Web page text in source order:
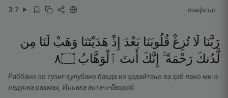
3:7 тафсир
رَبَّنَا لَا تُزِغْ قُلُوبَنَا بَعْدَ إِذْ هَدَيْتَنَا وَهَبْ لَنَا مِن
لَّدُنكَ رَحْمَةً ۚ إِنَّكَ أَنتَ ٱلْوَهَّابُ ۝٨
Раббано ло тузиғ қулубано баъда из ҳадайтано ва ҳаб лано ми-л-
ладунка раҳмаҳ. Иннака анта-л-Ваҳҳоб.